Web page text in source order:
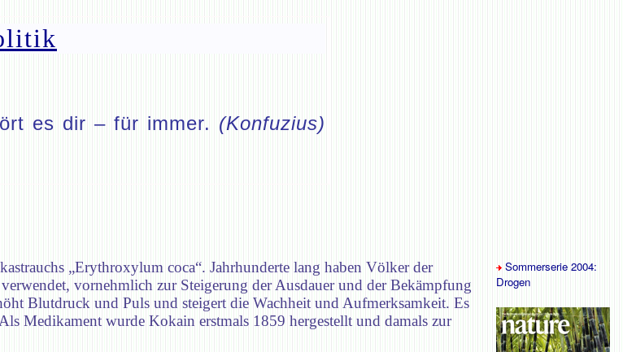
es dir – für immer. (Konfuzius)
„Erythroxylum coca“. Jahrhunderte lang haben Völker der
vornehmlich zur Steigerung der Ausdauer und der Bekämpfung
Blutdruck und Puls und steigert die Wachheit und Aufmerksamkeit. Es
Medikament wurde Kokain erstmals 1859 hergestellt und damals zur
Sommerserie 2004:
Drogen